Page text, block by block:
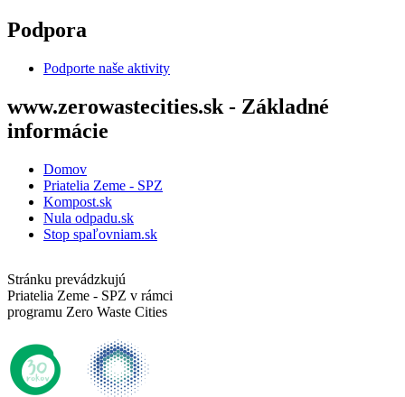
Skočiť na hlavný obsah
Podpora
Podporte naše aktivity
www.zerowastecities.sk - Základné
informácie
Domov
Priatelia Zeme - SPZ
Kompost.sk
Nula odpadu.sk
Stop spaľovniam.sk
Stránku prevádzkujú
Priatelia Zeme - SPZ v rámci
programu Zero Waste Cities